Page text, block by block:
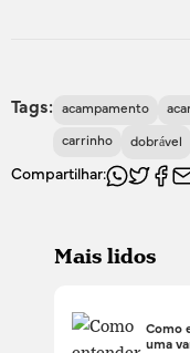
Tags: acampamento
carrinho dobrável
Compartilhar:
Mais lidos
Como
uma